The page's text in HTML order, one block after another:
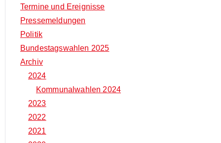
Termine und Ereignisse
Pressemeldungen
Politik
Bundestagswahlen 2025
Archiv
2024
Kommunalwahlen 2024
2023
2022
2021